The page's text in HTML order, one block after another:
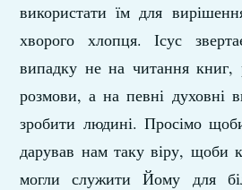
використати їм для
хворого хлопця. Ісус
випадку не на читання книг,
розмови, а на певні духовні
зробити людині. Просімо
дарував нам таку віру, щоби
могли служити Йому для